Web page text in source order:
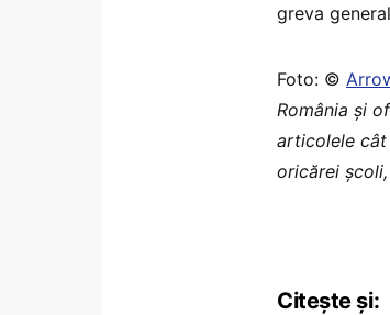
greva
Foto: ©
România şi
articolele
oricărei
Citește și: